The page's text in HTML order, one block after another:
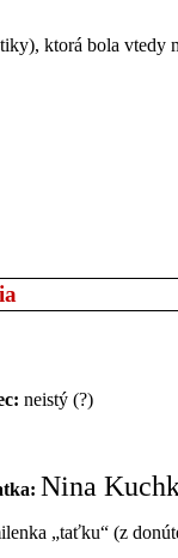
ktorá bola vtedy
neistý (?)
Nina
„taťku“ (z